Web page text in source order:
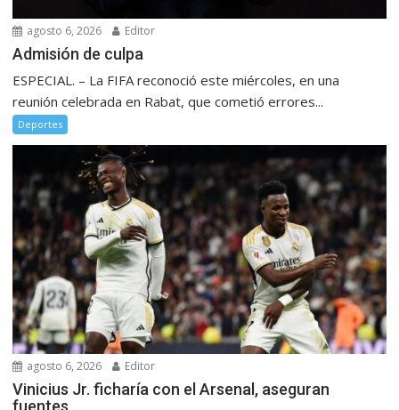
agosto 6, 2026 Editor
Admisión de culpa
ESPECIAL. – La FIFA reconoció este miércoles, en una
reunión celebrada en Rabat, que cometió errores...
Deportes
agosto 6, 2026 Editor
Vinicius Jr. ficharía con el Arsenal, aseguran
fuentes